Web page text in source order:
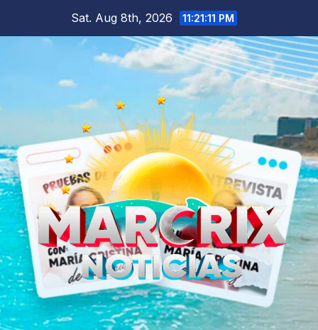
Sat. Aug 8th, 2026 11:21:12 PM